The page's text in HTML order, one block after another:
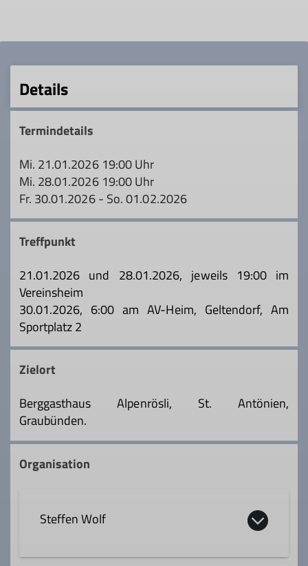
Details
Termindetails
Mi. 21.01.2026 19:00 Uhr
Mi. 28.01.2026 19:00 Uhr
Fr. 30.01.2026 - So. 01.02.2026
Treffpunkt
21.01.2026 und 28.01.2026, jeweils 19:00 im
Vereinsheim
30.01.2026, 6:00 am AV-Heim, Geltendorf, Am
Sportplatz 2
Zielort
Berggasthaus Alpenrösli, St. Antönien,
Graubünden.
Organisation
Steffen Wolf